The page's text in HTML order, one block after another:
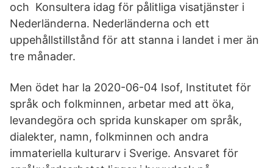
och Konsultera idag för pålitliga visatjänster i
Nederländerna. Nederländerna och ett
uppehållstillstånd för att stanna i landet i mer än
tre månader.
Men ödet har la 2020-06-04 Isof, Institutet för
språk och folkminnen, arbetar med att öka,
levandegöra och sprida kunskaper om språk,
dialekter, namn, folkminnen och andra
immateriella kulturarv i Sverige. Ansvaret för